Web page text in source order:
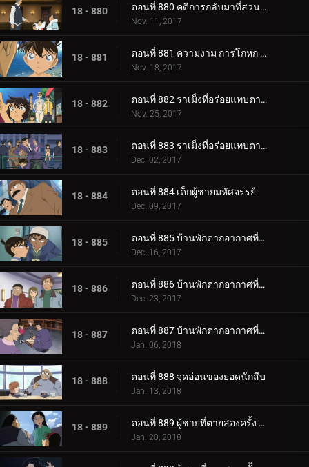
18 - 880 ตอนที่ 880 คดีการกลับมาที่สวนสาธารณะน้ำขึ้นน้ำลง
Nov. 11, 2017
18 - 881 ตอนที่ 881 ความงาม การโกหก และ ความลับ
Nov. 18, 2017
18 - 882 ตอนที่ 882 ราเม็งที่อร่อยแทบตาย 2 (ตอนแรก)
Nov. 25, 2017
18 - 883 ตอนที่ 883 ราเม็งที่อร่อยแทบตาย 2 (ตอนจบ)
Dec. 02, 2017
18 - 884 ตอนที่ 884 เด็กผู้ชายมหัศจรรย์
Dec. 09, 2017
18 - 885 ตอนที่ 885 บ้านพักตากอากาศที่ล้อมรอบด้วยซอมบี้ (ตอนแรก)
Dec. 16, 2017
18 - 886 ตอนที่ 886 บ้านพักตากอากาศที่ล้อมรอบด้วยซอมบี้ (ตอนกลาง)
Dec. 23, 2017
18 - 887 ตอนที่ 887 บ้านพักตากอากาศที่ล้อมรอบด้วยซอมบี้ (ตอนจบ)
Jan. 06, 2018
18 - 888 ตอนที่ 888 จุดอ่อนของยอดนักสืบ
Jan. 13, 2018
18 - 889 ตอนที่ 889 ผู้ชายที่ตายสองครั้ง (ตอนแรก)
Jan. 20, 2018